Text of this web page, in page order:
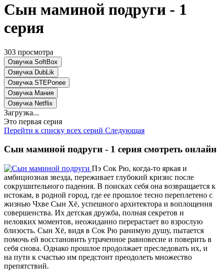
Сын маминой подруги - 1
серия
303 просмотра
Озвучка SoftBox
Озвучка DubLik
Озвучка STEPonee
Озвучка Мания
Озвучка Netflix
Загрузка...
Это первая серия
Перейти к списку всех серий Следующая
Сын маминой подруги - 1 серия смотреть онлайн
Пэ Сок Рю, когда-то яркая и
амбициозная звезда, переживает глубокий кризис после
сокрушительного падения. В поисках себя она возвращается к
истокам, в родной город, где ее прошлое тесно переплетено с
жизнью Чхве Сын Хё, успешного архитектора и воплощения
совершенства. Их детская дружба, полная секретов и
неловких моментов, неожиданно перерастает во взрослую
близость. Сын Хё, видя в Сок Рю ранимую душу, пытается
помочь ей восстановить утраченное равновесие и поверить в
себя снова. Однако прошлое продолжает преследовать их, и
на пути к счастью им предстоит преодолеть множество
препятствий.